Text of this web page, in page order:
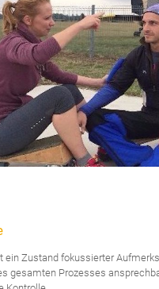
ein Zustand fokussierter
gesamten Prozesses